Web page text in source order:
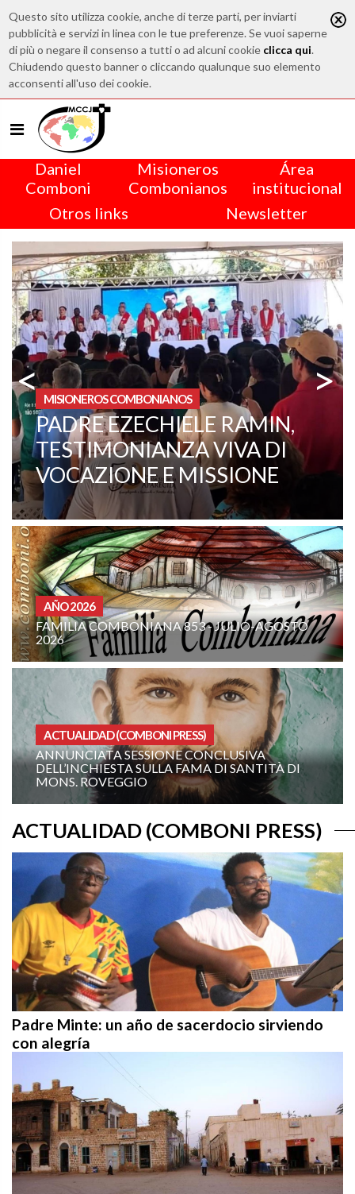
Questo sito utilizza cookie, anche di terze parti, per inviarti
pubblicità e servizi in linea con le tue preferenze. Se vuoi saperne
di più o negare il consenso a tutti o ad alcuni cookie clicca qui.
Chiudendo questo banner o cliccando qualunque suo elemento
acconsenti all'uso dei cookie.
Daniel
Comboni
Misioneros
Combonianos
Área
institucional
Otros links
Newsletter
< MISIONEROS COMBONIANOS
FATHER ANTONIO LA
BRACA CELEBRATES THE
60TH ANNIVERSARY OF HIS
PRIESTLY ORDINATION
>
CURIA - (NOTIZIE-NEWS)
ORACIÓN MISIONERA DE LA FAMILIA
COMBONIANA: AGOSTO DE 2026
HOMILIAS AÑO A
XIX DOMINGO DEL TIEMPO ORDINARIO
(CICLO A): «¡MÁNDAME IR HACIA TI!»
ACTUALIDAD (COMBONI PRESS)
Padre Minte: un año de sacerdocio sirviendo
con alegría